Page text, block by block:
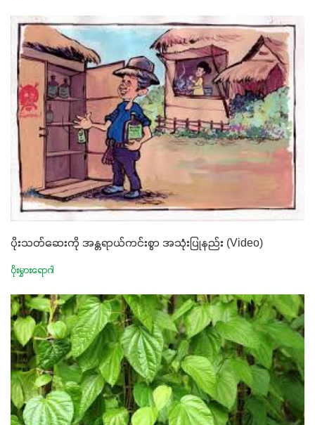
ပိုးသတ်ဆေးကို အန္တရာယ်ကင်းစွာ အသုံးပြုနည်း (Video)
ပိုးမွှားရောဂါ